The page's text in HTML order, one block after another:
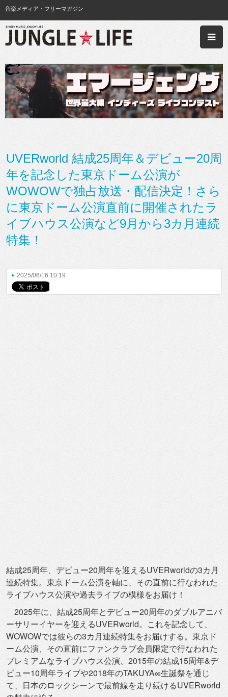
音楽メディア・フリーマガジン
UVERworld 結成25周年＆デビュー20周
年を記念した東京ドーム公演が
WOWOWで独占放送・配信決定！さら
に東京ドーム公演直前に開催されたラ
イブハウス公演など9月から3カ月連続
特集！
2025/06/16 10:19
結成25周年、 デビュー20周年を迎えるUVERworldの3カ月
連続特集。 東京ドーム公演を軸に、 その直前に行なわれた
ライブハウス公演や過去ライブの模様をお届け！
2025年に、 結成25周年とデビュー20周年のダブルアニバ
ーサリーイヤーを迎えるUVERworld。これを記念して、
WOWOWでは彼らの3カ月連続特集をお届けする。 東京ド
ーム公演、 その直前にファンクラブ会員限定で行なわれた
プレミアムなライブハウス公演、2015年の結成15周年&デ
ビュー10周年ライブや2018年のTAKUYA∞生誕祭を通じ
て、 日本のロックシーンで最前線を走り続けるUVERworld